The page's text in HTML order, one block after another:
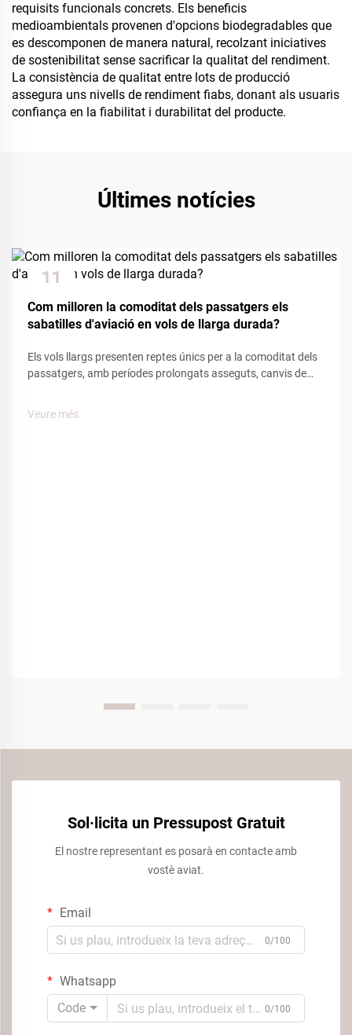
requisits funcionals concrets. Els beneficis
medioambientals provenen d'opcions biodegradables que
es descomponen de manera natural, recolzant iniciatives
de sostenibilitat sense sacrificar la qualitat del rendiment.
La consistència de qualitat entre lots de producció
assegura uns nivells de rendiment fiabs, donant als usuaris
confiança en la fiabilitat i durabilitat del producte.
Últimes notícies
11
Com milloren la comoditat dels passatgers els
sabatilles d'aviació en vols de llarga durada?
Els vols llargs presenten reptes únics per a la comoditat dels
passatgers, amb períodes prolongats asseguts, canvis de
Veure més
Sol·licita un Pressupost Gratuit
El nostre representant es posarà en contacte amb
vostè aviat.
Email
0/100
Whatsapp
Code
0/100